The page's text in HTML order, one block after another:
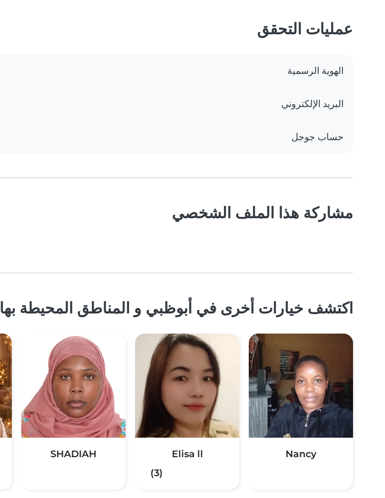
عمليات التحقق
الهوية الرسمية
البريد الإلكتروني
حساب جوجل
مشاركة هذا الملف الشخصي
اكتشف خيارات أخرى في أبوظبي و المناطق المحيطة بها
Nancy
Elisa ll
(3)
SHADIAH